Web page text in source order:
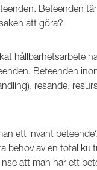
Beteenden
att göra?
hållbarhetsarbete
Beteenden
resande,
ett invant
behov av en total
att man har ett